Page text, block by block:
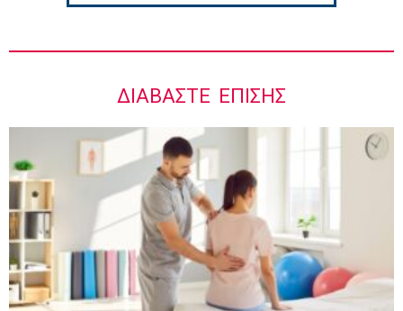
ΔΙΑΒΆΣΤΕ ΕΠΊΣΗΣ